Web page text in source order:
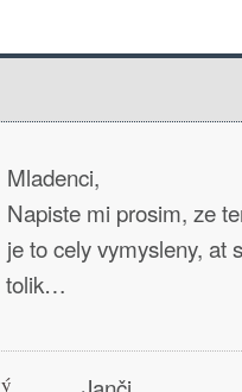
Mladenci,
Napiste mi prosim, ze
je to cely vymysleny, at
tolik…